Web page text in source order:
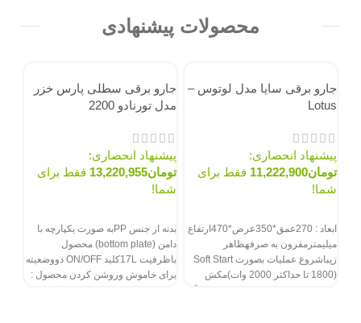
محصولات پیشنهادی
جارو برقی سایا مدل لوتوس –
Lotus
پیشنهاد انحصاری:
تومان11,222,900 فقط برای
شما!
ابعاد : 270عمق*350عرض*470ارتفاع
میلیمترمقرون به صرفهظاهر
زیباشروع عملیات بصورت Soft Start
(1800 تا حداکثر 2000 وات)مکش
تقویت شدهدمنده در پشت محصولرنگ
جارو برقی سطلی پارس خزر
مدل تورنادو 2200
پیشنهاد انحصاری:
تومان13,220,955 فقط برای
شما!
بدنه از جنس PPبه صورت یکپارچه با
دامن (bottom plate) محصول
باظرفیت 17Lکلید ON/OFF دووضعیته
برای خاموش وروشن کردن محصول :